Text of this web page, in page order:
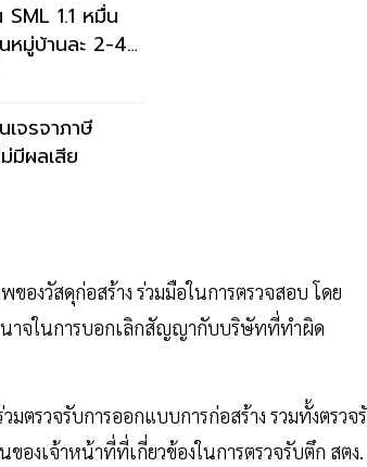
1.1 หมื่น
มู่บ้านละ 2-4
จรจาภาษี
มีผลเสีย
องวัสดุก่อสร้าง ร่วมมือในการตรวจสอบ โดย
นาจในการบอกเลิกสัญญากับบริษัทที่ทำผิด
ตรวจรับการออกแบบการก่อสร้าง รวมทั้งตรวจ
องเจ้าหน้าที่ที่เกี่ยวข้องในการตรวจรับตึก สตง.